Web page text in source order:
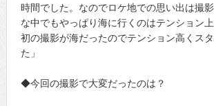
時間でした。なのでロケ地での思い出は撮
な中でもやっぱり海に行くのはテンション
初の撮影が海だったのでテンション高くス
た」
◆今回の撮影で大変だったのは？